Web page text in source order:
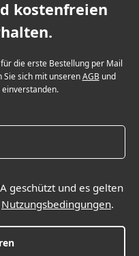
kostenfreien
die erste Bestellung per Mail
Sie sich mit unserenAGBund
einverstanden.
geschützt und es gelten
Nutzungsbedingungen.